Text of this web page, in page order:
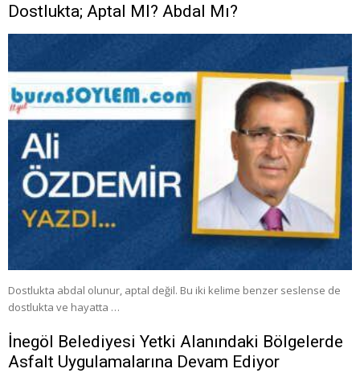
Dostlukta; Aptal MI? Abdal Mı?
Dostlukta abdal olunur, aptal değil. Bu iki kelime benzer seslense de
dostlukta ve hayatta …
İnegöl Belediyesi Yetki Alanındaki Bölgelerde
Asfalt Uygulamalarına Devam Ediyor